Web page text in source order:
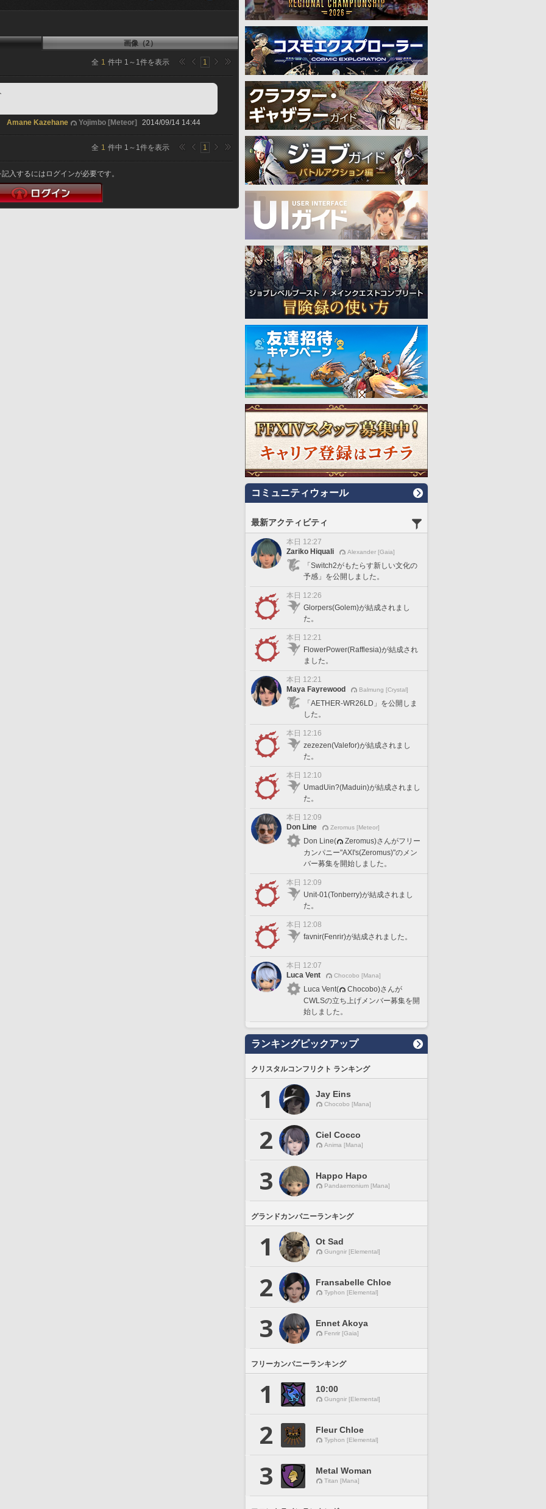
画像（2）
全 1 件中 1 ～ 1件を表示 1
Amane Kazehane Yojimbo [Meteor] 2014/09/14 14:44
全 1 件中 1 ～ 1件を表示 1
入するにはログインが必要です。
コミュニティウォール
最新アクティビティ
本日 12:27
Zariko Hiquali
Alexander [Gaia]
「Switch2がもたらす新しい文化の
予感」を公開しました。
本日 12:26
Glorpers(Golem)が結成されまし
た。
本日 12:21
FlowerPower(Rafflesia)が結成され
ました。
本日 12:21
Maya Fayrewood
Balmung [Crystal]
「AETHER-WR26LD」を公開しま
した。
本日 12:16
zezezen(Valefor)が結成されまし
た。
本日 12:10
UmadUin?(Maduin)が結成されまし
た。
本日 12:09
Don Line
Zeromus [Meteor]
Don Line(
Zeromus)さんがフリー
カンパニー"AXI's(Zeromus)"のメン
バー募集を開始しました。
本日 12:09
Unit-01(Tonberry)が結成されまし
た。
本日 12:08
favnir(Fenrir)が結成されました。
本日 12:07
Luca Vent
Chocobo [Mana]
Luca Vent(
Chocobo)さんが
CWLSの立ち上げメンバー募集を開
始しました。
ランキングピックアップ
クリスタルコンフリクト ランキング
1 Jay Eins
Chocobo [Mana]
2 Ciel Cocco
Anima [Mana]
3 Happo Hapo
Pandaemonium [Mana]
グランドカンパニーランキング
1 Ot Sad
Gungnir [Elemental]
2 Fransabelle Chloe
Typhon [Elemental]
3 Ennet Akoya
Fenrir [Gaia]
フリーカンパニーランキング
1 10:00
Gungnir [Elemental]
2 Fleur Chloe
Typhon [Elemental]
3 Metal Woman
Titan [Mana]